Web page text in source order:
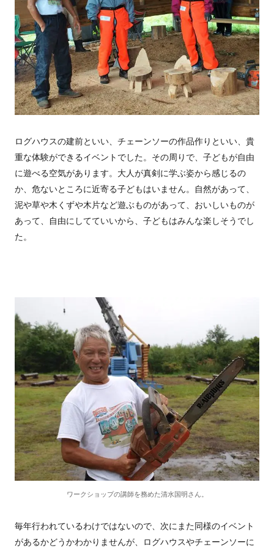
ログハウスの建前といい、チェーンソーの作品作りといい、貴
重な体験ができるイベントでした。その周りで、子どもが自由
に遊べる空気があります。大人が真剣に学ぶ姿から感じるの
か、危ないところに近寄る子どもはいません。自然があって、
泥や草や木くずや木片など遊ぶものがあって、おいしいものが
あって、自由にしてていいから、子どもはみんな楽しそうでし
た。
ワークショップの講師を務めた清水国明さん。
毎年行われているわけではないので、次にまた同様のイベント
があるかどうかわかりませんが、ログハウスやチェーンソーに